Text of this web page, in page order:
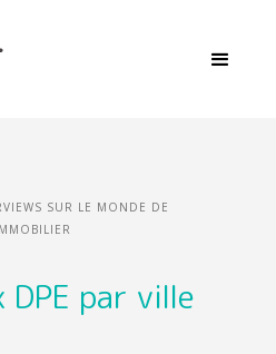
SUR LE MONDE DE
par ville